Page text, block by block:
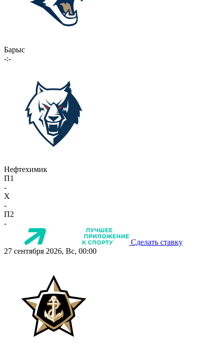
Барыс
-:-
Нефтехимик
П1
-
X
-
П2
-
Сделать ставку
27 сентября 2026, Вс, 00:00